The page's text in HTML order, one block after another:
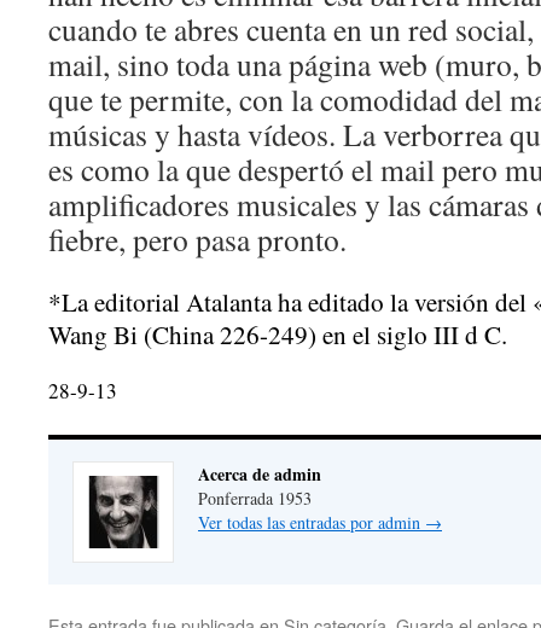
cuando te abres cuenta en un red
mail, sino toda una página web (muro,
que te permite, con la comodidad del
músicas y hasta vídeos. La verborrea
es como la que despertó el mail pero
amplificadores musicales y las
fiebre, pero pasa pronto.
*La editorial Atalanta ha editado la versión del
Wang Bi (China 226-249) en el siglo III d C.
28-9-13
Acerca de admin
Ponferrada 1953
Ver todas las entradas por admin →